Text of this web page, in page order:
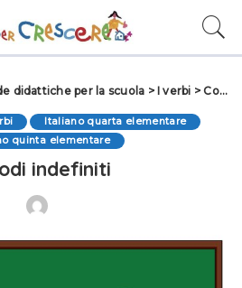
didattiche per la scuola > I verbi >Coniugazione dei verbi
Italiano quarta elementare
quinta elementare
indefiniti